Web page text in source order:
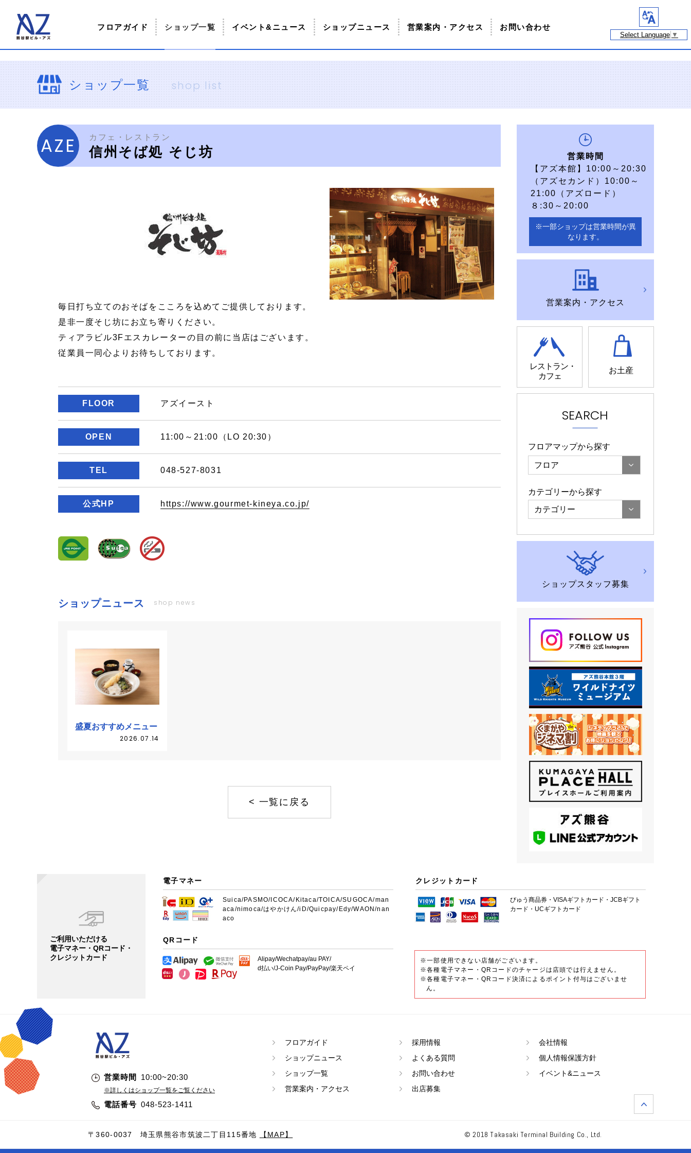
フロアガイド ショップ一覧 イベント&ニュース ショップニュース 営業案内・アクセス お問い合わせ
Select Language ▼
ショップ一覧 shop list
AZE カフェ・レストラン
信州そば処 そじ坊
毎日打ち立てのおそばをこころを込めてご提供しております。
是非一度そじ坊にお立ち寄りください。
ティアラビル3Fエスカレーターの目の前に当店はございます。
従業員一同心よりお待ちしております。
FLOOR アズイースト
OPEN 11:00～21:00（LO 20:30）
TEL 048-527-8031
公式HP https://www.gourmet-kineya.co.jp/
ショップニュース shop news
盛夏おすすめメニュー
2026.07.14
< 一覧に戻る
営業時間
【アズ本館】10:00～20:30
（アズセカンド）10:00～
21:00（アズロード）
８:30～20:00
※一部ショップは営業時間が異
なります。
営業案内・アクセス
レストラン・
カフェ
お土産
SEARCH
フロアマップから探す
フロア
カテゴリーから探す
カテゴリー
ショップスタッフ募集
ご利用いただける
電子マネー・QRコード・
クレジットカード
電子マネー
Suica/PASMO/ICOCA/Kitaca/TOICA/SUGOCA/man
aca/nimoca/はやかけん/iD/Quicpay/Edy/WAON/nan
aco
QRコード
Alipay/Wechatpay/au PAY/
d払い/J-Coin Pay/PayPay/楽天ペイ
クレジットカード
びゅう商品券・VISAギフトカード・JCBギフト
カード・UCギフトカード
※一部使用できない店舗がございます。
※各種電子マネー・QRコードのチャージは店頭では行えません。
※各種電子マネー・QRコード決済によるポイント付与はございませ
ん。
営業時間 10:00~20:30
※詳しくはショップ一覧をご覧ください
電話番号 048-523-1411
フロアガイド 採用情報
会社情報
ショップニュース
よくある質問
個人情報保護方針
ショップ一覧
お問い合わせ
イベント&ニュース
営業案内・アクセス
出店募集
〒360-0037 埼玉県熊谷市筑波二丁目115番地 【MAP】 © 2018 Takasaki Terminal Building Co., Ltd.